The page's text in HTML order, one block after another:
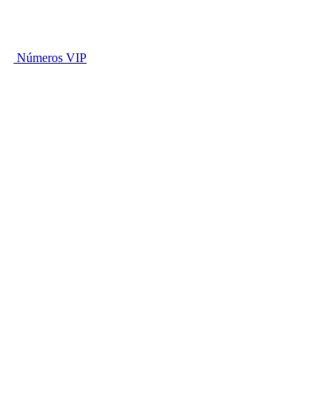
Números VIP